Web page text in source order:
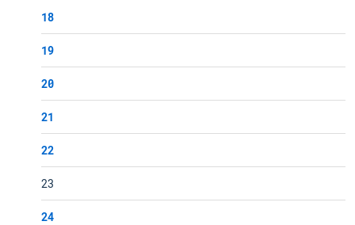
18
19
20
21
22
23
24